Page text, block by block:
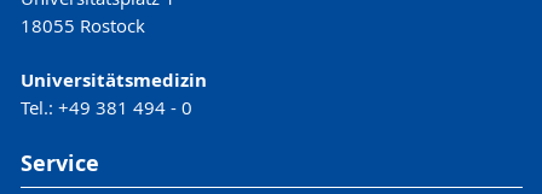
18055 Rostock
Universitätsmedizin
Tel.: +49 381 494 - 0
Service